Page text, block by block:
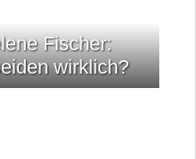
Fischer:
wirklich?